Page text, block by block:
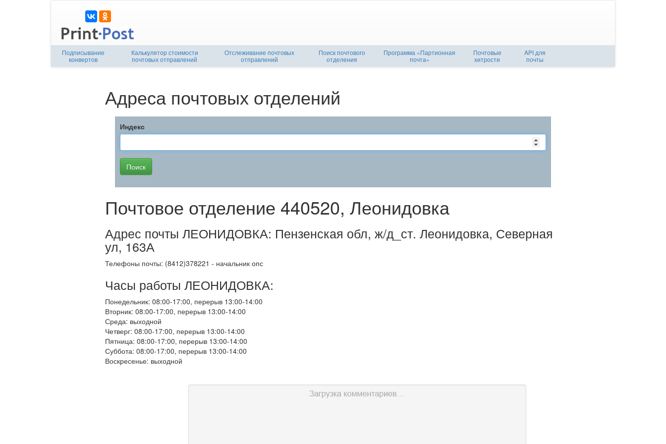
Подписывание
конвертов
Калькулятор стоимости
почтовых отправлений
Отслеживание почтовых
отправлений
Поиск почтового
отделения
Программа «Партионная
почта»
Почтовые
хитрости
API для
почты
Адреса почтовых отделений
Индекс
Почтовое отделение 440520, Леонидовка
Адрес почты ЛЕОНИДОВКА: Пензенская обл, ж/д_ст. Леонидовка, Северная
ул, 163А
Телефоны почты: (8412)378221 - начальник опс
Часы работы ЛЕОНИДОВКА:
Понедельник: 08:00-17:00, перерыв 13:00-14:00
Вторник: 08:00-17:00, перерыв 13:00-14:00
Среда: выходной
Четверг: 08:00-17:00, перерыв 13:00-14:00
Пятница: 08:00-17:00, перерыв 13:00-14:00
Суббота: 08:00-17:00, перерыв 13:00-14:00
Воскресенье: выходной